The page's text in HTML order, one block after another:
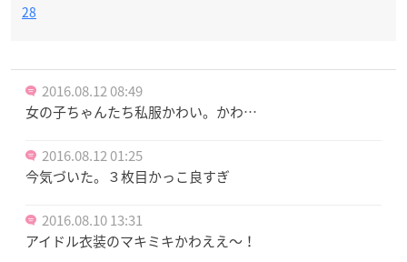
28
2016.08.12 08:49
女の子ちゃんたち私服かわい。かわ…
2016.08.12 01:25
今気づいた。３枚目かっこ良すぎ
2016.08.10 13:31
アイドル衣装のマキミキかわええ〜！